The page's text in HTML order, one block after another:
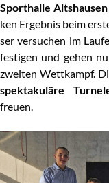
Sport­hal­le Alt­shau­sen
ken Ergeb­nis beim
ser ver­su­chen im
fes­ti­gen und gehen
zwei­ten Wett­kampf.
spek­ta­ku­lä­re
freuen.